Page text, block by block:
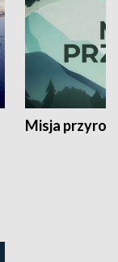
Misja